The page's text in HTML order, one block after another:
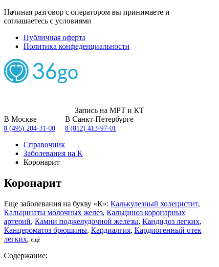
Начиная разговор с оператором вы принимаете и
соглашаетесь с условиями
Публичная оферта
Политика конфеденциальности
Запись на МРТ и КТ
В Москве
8 (495) 204-31-00
В Санкт-Петербурге
8 (812) 413-97-01
Справочник
Заболевания на К
Коронарит
Коронарит
Еще заболевания на букву «К»: Калькулезный холецистит,
Кальцинаты молочных желез, Кальциноз коронарных
артерий, Камни поджелудочной железы, Кандидоз легких,
Канцероматоз брюшины, Кардиалгия, Кардиогенный отек
легких, ещё
Содержание: